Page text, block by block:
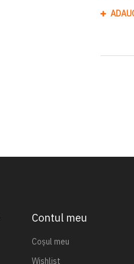
Contul meu
Coșul meu
Wishlist